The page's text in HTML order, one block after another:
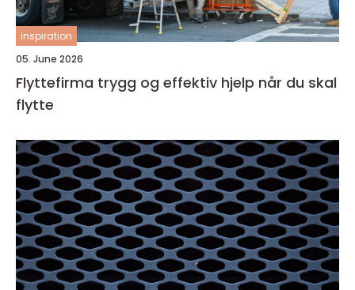
inspiration
05. June 2026
Flyttefirma trygg og effektiv hjelp når du skal
flytte